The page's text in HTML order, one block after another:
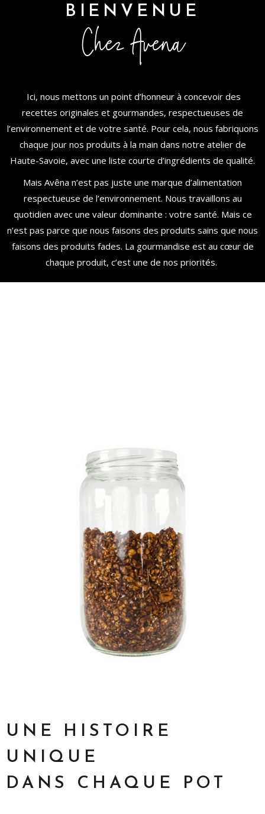
BIENVENUE
Chez Avêna
Ici, nous mettons un point d’honneur à concevoir des
recettes originales et gourmandes, respectueuses de
l’environnement et de votre santé. Pour cela, nous fabriquons
chaque jour nos produits à la main dans notre atelier de
Haute-Savoie, avec une liste courte d’ingrédients de qualité.
Mais Avêna n’est pas juste une marque d’alimentation
respectueuse de l’environnement. Nous travaillons au
quotidien avec une valeur dominante : votre santé. Mais ce
n’est pas parce que nous faisons des produits sains que nous
faisons des produits fades. La gourmandise est au cœur de
chaque produit, c’est une de nos priorités.
UNE HISTOIRE
UNIQUE
DANS CHAQUE POT